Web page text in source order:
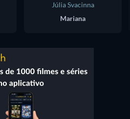
Júlia Svacinna
Mariana